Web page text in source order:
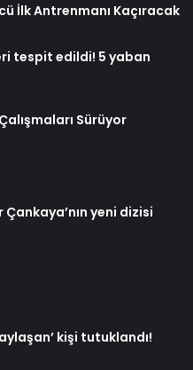
İlk Antrenmanı Kaçıracak
tespit edildi! 5 yaban
Sürüyor
Çankaya’nın yeni dizisi
kişi tutuklandı!